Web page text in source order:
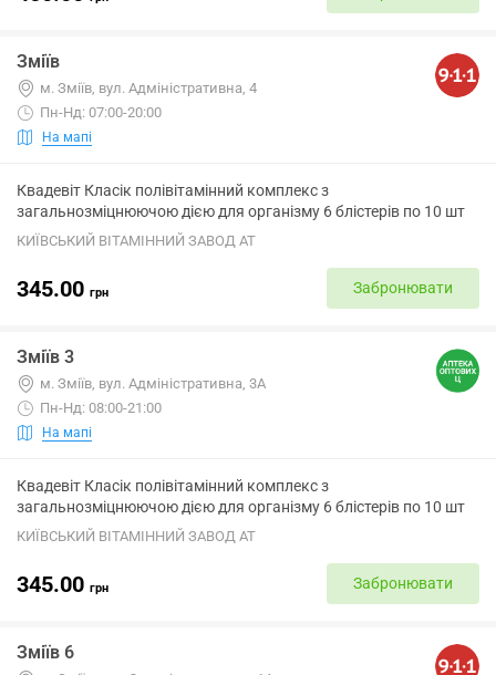
Зміїв
м. Зміїв, вул. Адміністративна, 4
Пн-Нд: 07:00-20:00
На мапі
Квадевіт Класік полівітамінний комплекс з
загальнозміцнюючою дією для організму 6 блістерів по 10 шт
КИЇВСЬКИЙ ВІТАМІННИЙ ЗАВОД АТ
345.00 грн Забронювати
Зміїв 3
м. Зміїв, вул. Адміністративна, 3А
Пн-Нд: 08:00-21:00
На мапі
Квадевіт Класік полівітамінний комплекс з
загальнозміцнюючою дією для організму 6 блістерів по 10 шт
КИЇВСЬКИЙ ВІТАМІННИЙ ЗАВОД АТ
345.00 грн Забронювати
Зміїв 6